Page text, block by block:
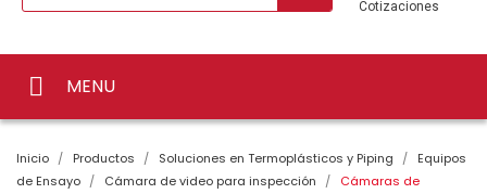
Cotizaciones
MENU
Inicio Productos Soluciones en Termoplásticos y Piping
Equipos
de Ensayo
Cámara de video para inspección
Cámaras de